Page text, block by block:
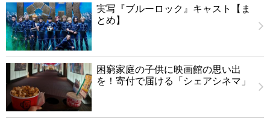
実写『ブルーロック』キャスト【ま
とめ】
困窮家庭の子供に映画館の思い出
を！寄付で届ける「シェアシネマ」